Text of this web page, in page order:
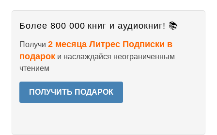
Более 800 000 книг и аудиокниг! 📚
Получи 2 месяца Литрес Подписки в
подарок и наслаждайся неограниченным
чтением
ПОЛУЧИТЬ ПОДАРОК